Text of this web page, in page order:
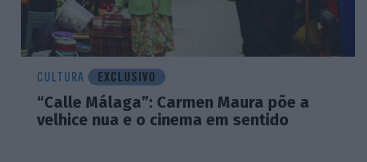
CULTURA EXCLUSIVO
“Calle Málaga”: Carmen Maura põe a
velhice nua e o cinema em sentido